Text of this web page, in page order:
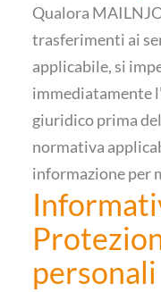
Qualora
trasferimenti ai
applicabile, si
immediatamente
giuridico prima
normativa
informazione per
personali